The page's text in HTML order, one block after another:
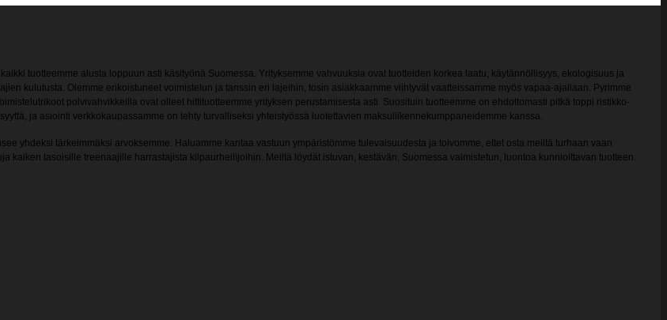
tuotteemme alusta loppuun asti käsityönä Suomessa. Yrityksemme vahvuuksia ovat tuotteiden korkea laatu, käytännöllisyys, ekologisuus ja
kulutusta. Olemme erikoistuneet voimistelun ja tanssin eri lajeihin, tosin asiakkaamme viihtyvät vaatteissamme myös vapaa-ajallaan. Pyrimme
polvivahvikkeilla ovat olleet hittituotteemme yrityksen perustamisesta asti. Suosituin tuotteemme on ehdottomasti pitkä toppi ristikko-
ja asiointi verkkokaupassamme on tehty turvalliseksi yhteistyössä luotettavien maksuliikennekumppaneidemme kanssa.
yhdeksi tärkeimmäksi arvoksemme. Haluamme kantaa vastuun ympäristömme tulevaisuudesta ja toivomme, ettet osta meiltä turhaan vaan
kaiken tasoisille treenaajille harrastajista kilpaurheilijoihin. Meiltä löydät istuvan, kestävän, Suomessa valmistetun, luontoa kunnioittavan tuotteen.